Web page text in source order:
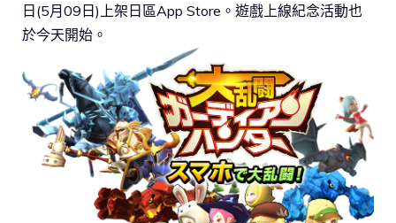
日(5月09日)上架日區App Store。遊戲上線紀念活動也
於今天開始。